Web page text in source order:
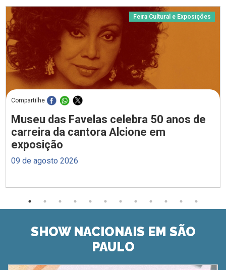
Feira Cultural e Exposições
Compartilhe
Museu das Favelas celebra 50 anos de
carreira da cantora Alcione em
exposição
09 de agosto 2026
SHOW NACIONAIS EM SÃO
PAULO